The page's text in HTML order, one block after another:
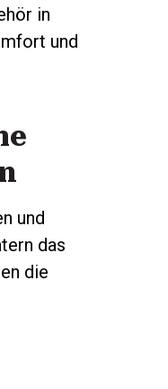
in
und
und
das
die